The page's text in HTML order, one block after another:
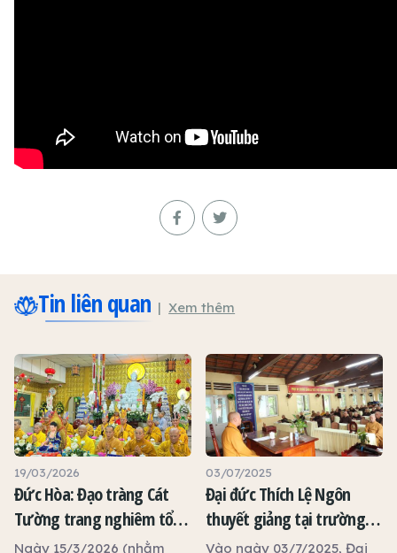
Tin liên quan Xem thêm
19/03/2026
Đức Hòa: Đạo tràng Cát
Tường trang nghiêm tổ
chức đàn Dược Sư thất
Ngày 15/3/2026 (nhằm
03/07/2025
Đại đức Thích Lệ Ngôn
thuyết giảng tại trường
hạ tổ đình Tôn Thạnh
Vào ngày 03/7/2025, Đại